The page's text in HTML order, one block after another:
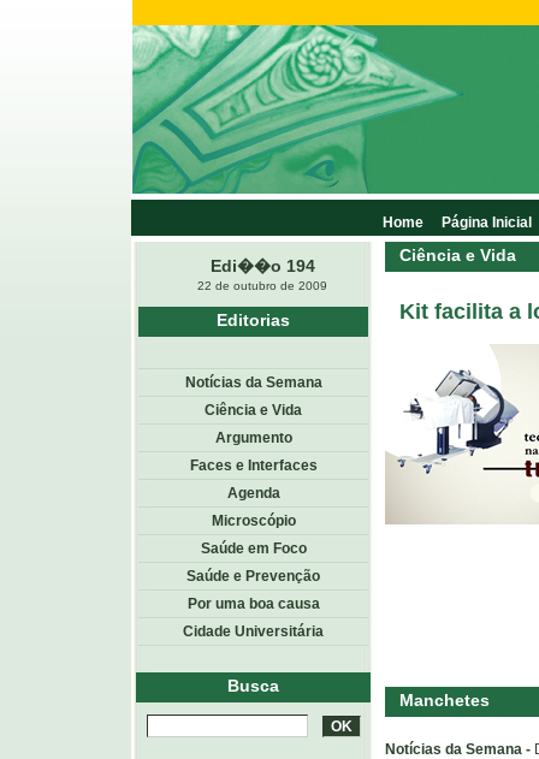
Edi��o 194
22 de outubro de 2009
Ciência e Vida
Kit facilita a
Manchetes
Notícias da Semana -
Editorias
Notícias da Semana
Ciência e Vida
Argumento
Faces e Interfaces
Agenda
Microscópio
Saúde em Foco
Saúde e Prevenção
Por uma boa causa
Cidade Universitária
Busca
Home Página Inicial